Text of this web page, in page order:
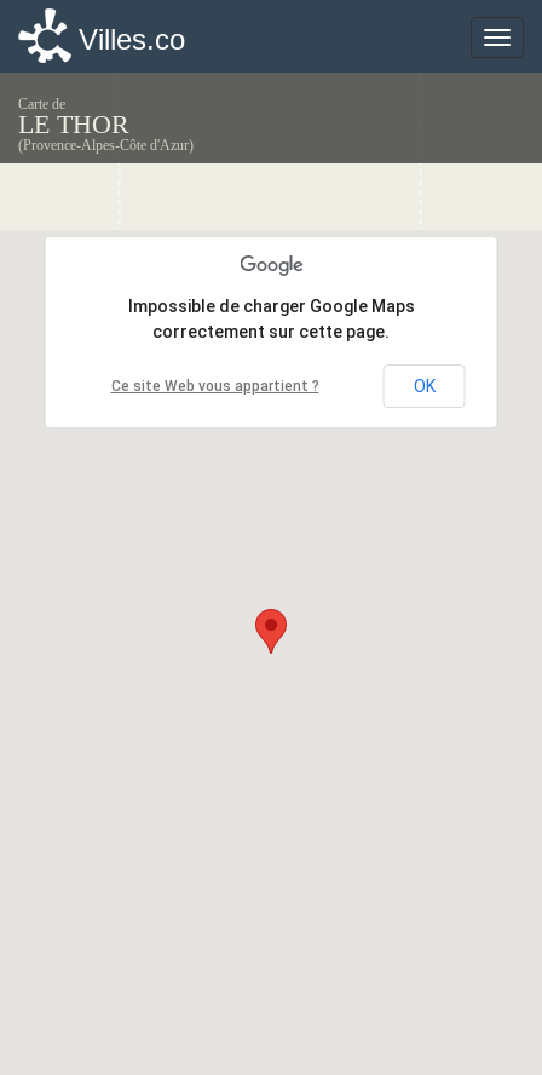
Toggle
Villes.co
Carte de
LE THOR
(Provence-Alpes-Côte d'Azur)
Impossible de charger Google Maps
correctement sur cette page.
Ce site Web vous appartient ? OK
Impossible de charger Google Maps
correctement sur cette page.
Ce site Web vous appartient ? OK
Toggle
Villes.co